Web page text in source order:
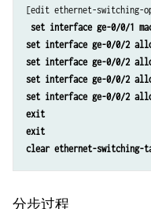
[edit ethernet-switching-
set interface ge-0/0/1
set interface ge-0/0/2
set interface ge-0/0/2
set interface ge-0/0/2
set interface ge-0/0/2
exit
exit
clear ethernet-switching-
分步过程